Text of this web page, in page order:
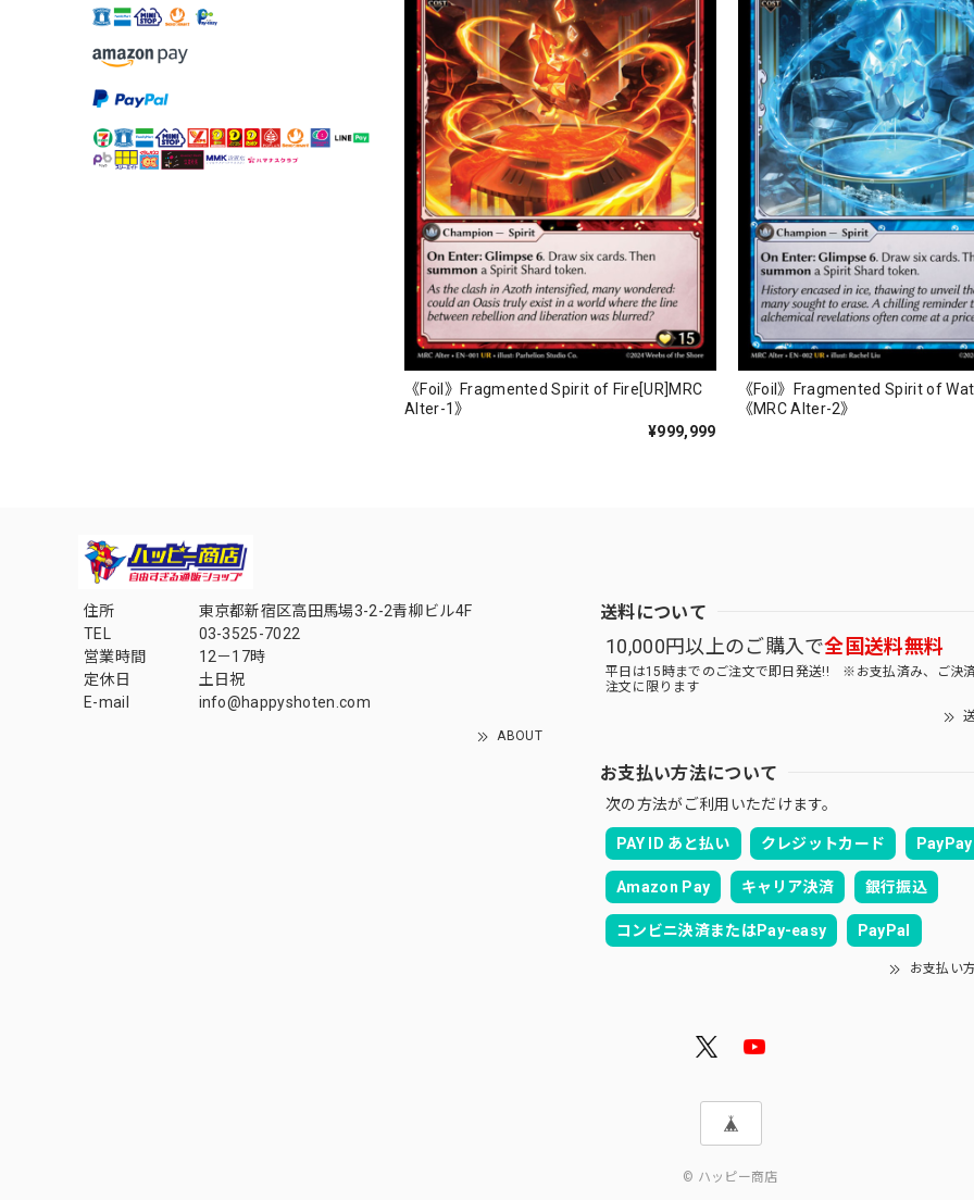
《Foil》Fragmented Spirit of Fire[UR]MRC
Alter-1》
¥999,999
《Foil》Fragmented Spirit of
《MRC Alter-2》
住所
東京都新宿区高田馬場3-2-2青柳ビル4F
TEL
03-3525-7022
営業時間
12－17時
定休日
土日祝
E-mail
info@happyshoten.com
ABOUT
送料について
10,000円以上のご購入で全国送料無料
平日は15時までのご注文で即日発送!! ※お支払済み、ご決
注文に限ります
お支払い方法について
次の方法がご利用いただけます。
PAY ID あと払い クレジットカード PayPay
Amazon Pay キャリア決済 銀行振込
コンビニ決済またはPay-easy PayPal
お支払い
© ハッピー商店